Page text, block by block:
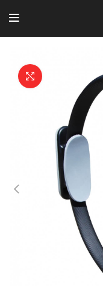
Click to enlarge